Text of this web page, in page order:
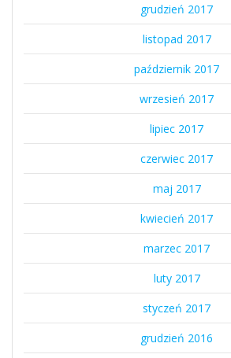
grudzień 2017
listopad 2017
październik 2017
wrzesień 2017
lipiec 2017
czerwiec 2017
maj 2017
kwiecień 2017
marzec 2017
luty 2017
styczeń 2017
grudzień 2016